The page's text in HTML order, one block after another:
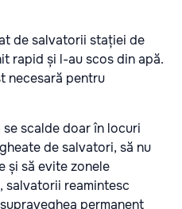
de salvatorii stației de
rapid și l-au scos din apă.
necesară pentru
se scalde doar în locuri
de salvatori, să nu
și să evite zonele
salvatorii reamintesc
permanent